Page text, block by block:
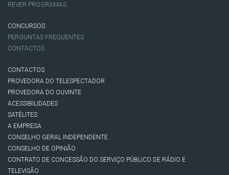
REVER PROGRAMAS
CONCURSOS
PERGUNTAS FREQUENTES
CONTACTOS
CONTACTOS
PROVEDORA DO TELESPECTADOR
PROVEDORA DO OUVINTE
ACESSIBILIDADES
SATÉLITES
A EMPRESA
CONSELHO GERAL INDEPENDENTE
CONSELHO DE OPINIÃO
CONTRATO DE CONCESSÃO DO SERVIÇO PÚBLICO DE RÁDIO E
TELEVISÃO